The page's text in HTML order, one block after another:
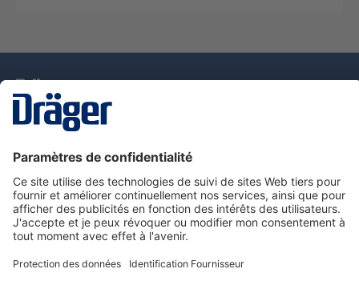
Nous contacter
Service de e-commande Dräger
Informations sur les produits